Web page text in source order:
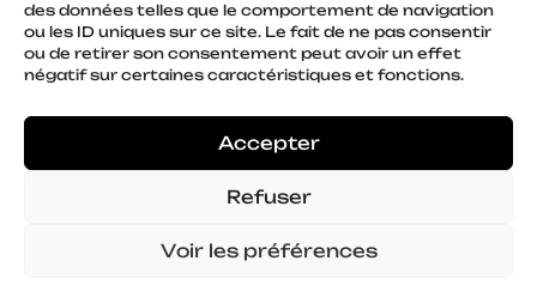
des données telles que le comportement de navigation
ou les ID uniques sur ce site. Le fait de ne pas consentir
ou de retirer son consentement peut avoir un effet
négatif sur certaines caractéristiques et fonctions.
Accepter
Refuser
Voir les préférences
Tous droits réservés ·Politique de confidentialité·
Mentions légales
:ÈS.B Studio